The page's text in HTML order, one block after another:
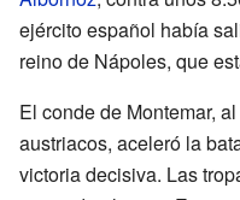
ejército español había
reino de Nápoles, que
El conde de Montemar,
austriacos, aceleró la
victoria decisiva. Las